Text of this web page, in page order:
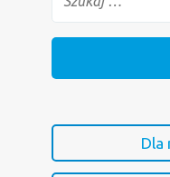
Dla